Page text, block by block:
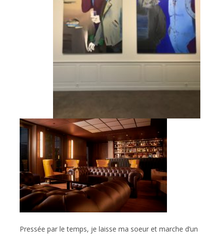
Pressée par le temps, je laisse ma soeur et marche d’un